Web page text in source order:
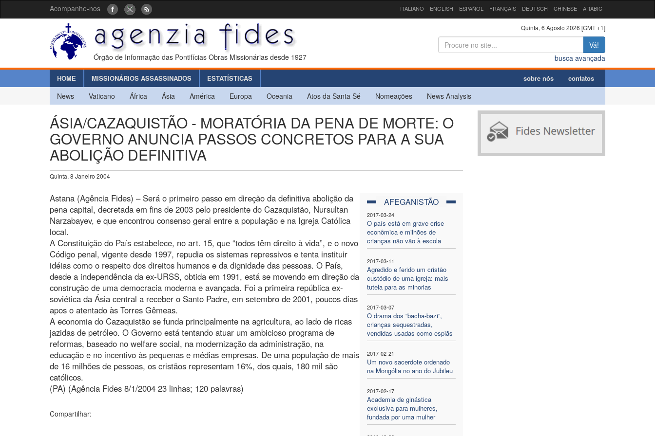
Acompanhe-nos ITALIANO ENGLISH ESPAÑOL FRANÇAIS DEUTSCH CHINESE ARABIC
Órgão de Informação das Pontifícias Obras Missionárias desde 1927
Quinta, 6 Agosto 2026 [GMT +1]
Vá!
busca avançada
HOME MISSIONÁRIOS ASSASSINADOS ESTATÍSTICAS sobre nós contatos
News Vaticano África Ásia América Europa Oceania Atos da Santa Sé Nomeações News Analysis
ÁSIA/CAZAQUISTÃO - MORATÓRIA DA PENA DE MORTE: O
GOVERNO ANUNCIA PASSOS CONCRETOS PARA A SUA
ABOLIÇÃO DEFINITIVA
Quinta, 8 Janeiro 2004
AFEGANISTÃO
2017-03-24
O país está em grave crise
econômica e milhões de
crianças não vão à escola
2017-03-11
Agredido e ferido um cristão
custódio de uma igreja: mais
tutela para as minorias
2017-03-07
O drama dos “bacha-bazi”,
crianças sequestradas,
vendidas usadas como espiãs
2017-02-21
Um novo sacerdote ordenado
na Mongólia no ano do Jubileu
2017-02-17
Academia de ginástica
exclusiva para mulheres,
fundada por uma mulher
Astana (Agência Fides) – Será o primeiro passo em direção da definitiva abolição da
pena capital, decretada em fins de 2003 pelo presidente do Cazaquistão, Nursultan
Narzabayev, e que encontrou consenso geral entre a população e na Igreja Católica
local.
A Constituição do País estabelece, no art. 15, que “todos têm direito à vida”, e o novo
Código penal, vigente desde 1997, repudia os sistemas repressivos e tenta instituir
idéias como o respeito dos direitos humanos e da dignidade das pessoas. O País,
desde a independência da ex-URSS, obtida em 1991, está se movendo em direção da
construção de uma democracia moderna e avançada. Foi a primeira república ex-
soviética da Ásia central a receber o Santo Padre, em setembro de 2001, poucos dias
apos o atentado às Torres Gêmeas.
A economia do Cazaquistão se funda principalmente na agricultura, ao lado de ricas
jazidas de petróleo. O Governo está tentando atuar um ambicioso programa de
reformas, baseado no welfare social, na modernização da administração, na
educação e no incentivo às pequenas e médias empresas. De uma população de mais
de 16 milhões de pessoas, os cristãos representam 16%, dos quais, 180 mil são
católicos.
(PA) (Agência Fides 8/1/2004 23 linhas; 120 palavras)
Compartilhar: